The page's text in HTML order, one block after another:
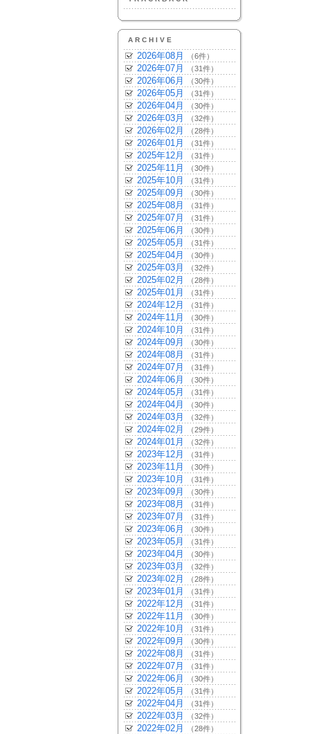
ARCHIVE
2026年08月 （6件）
2026年07月 （31件）
2026年06月 （30件）
2026年05月 （31件）
2026年04月 （30件）
2026年03月 （32件）
2026年02月 （28件）
2026年01月 （31件）
2025年12月 （31件）
2025年11月 （30件）
2025年10月 （31件）
2025年09月 （30件）
2025年08月 （31件）
2025年07月 （31件）
2025年06月 （30件）
2025年05月 （31件）
2025年04月 （30件）
2025年03月 （32件）
2025年02月 （28件）
2025年01月 （31件）
2024年12月 （31件）
2024年11月 （30件）
2024年10月 （31件）
2024年09月 （30件）
2024年08月 （31件）
2024年07月 （31件）
2024年06月 （30件）
2024年05月 （31件）
2024年04月 （30件）
2024年03月 （32件）
2024年02月 （29件）
2024年01月 （32件）
2023年12月 （31件）
2023年11月 （30件）
2023年10月 （31件）
2023年09月 （30件）
2023年08月 （31件）
2023年07月 （31件）
2023年06月 （30件）
2023年05月 （31件）
2023年04月 （30件）
2023年03月 （32件）
2023年02月 （28件）
2023年01月 （31件）
2022年12月 （31件）
2022年11月 （30件）
2022年10月 （31件）
2022年09月 （30件）
2022年08月 （31件）
2022年07月 （31件）
2022年06月 （30件）
2022年05月 （31件）
2022年04月 （31件）
2022年03月 （32件）
2022年02月 （28件）